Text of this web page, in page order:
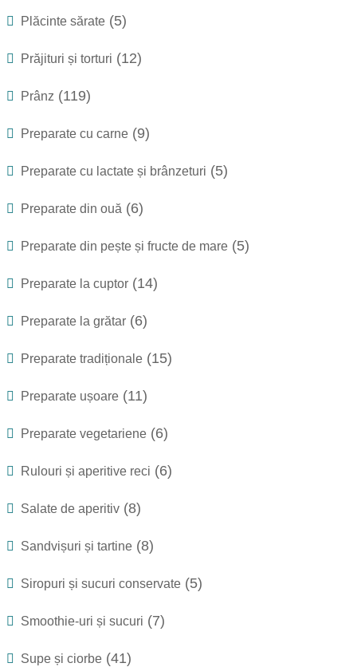
Plăcinte sărate (5)
Prăjituri și torturi (12)
Prânz (119)
Preparate cu carne (9)
Preparate cu lactate și brânzeturi (5)
Preparate din ouă (6)
Preparate din pește și fructe de mare (5)
Preparate la cuptor (14)
Preparate la grătar (6)
Preparate tradiționale (15)
Preparate ușoare (11)
Preparate vegetariene (6)
Rulouri și aperitive reci (6)
Salate de aperitiv (8)
Sandvișuri și tartine (8)
Siropuri și sucuri conservate (5)
Smoothie-uri și sucuri (7)
Supe și ciorbe (41)